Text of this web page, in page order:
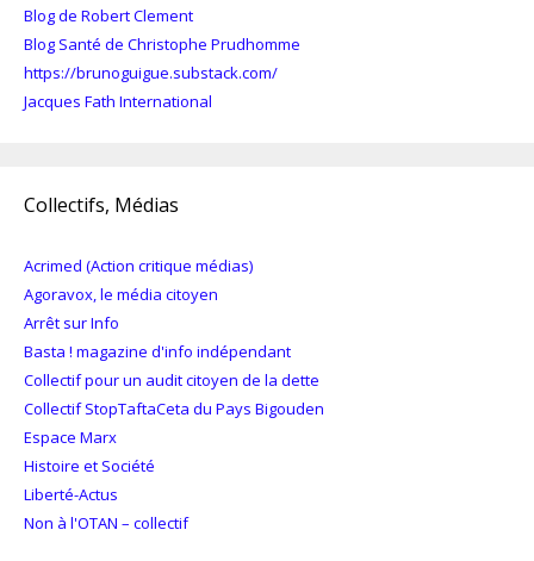
Blog de Robert Clement
Blog Santé de Christophe Prudhomme
https://brunoguigue.substack.com/
Jacques Fath International
Collectifs, Médias
Acrimed (Action critique médias)
Agoravox, le média citoyen
Arrêt sur Info
Basta ! magazine d'info indépendant
Collectif pour un audit citoyen de la dette
Collectif StopTaftaCeta du Pays Bigouden
Espace Marx
Histoire et Société
Liberté-Actus
Non à l'OTAN – collectif